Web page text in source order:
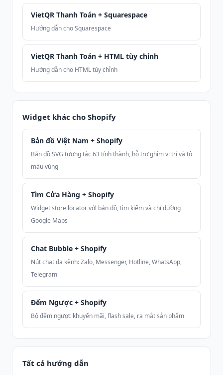
VietQR Thanh Toán + Squarespace
Hướng dẫn cho Squarespace
VietQR Thanh Toán + HTML tùy chỉnh
Hướng dẫn cho HTML tùy chỉnh
Widget khác cho Shopify
Bản đồ Việt Nam + Shopify
Bản đồ SVG tương tác 63 tỉnh thành, hỗ trợ ghim vị trí và tô
màu vùng
Tìm Cửa Hàng + Shopify
Widget store locator với bản đồ, tìm kiếm và chỉ đường
Google Maps
Chat Bubble + Shopify
Nút chat đa kênh: Zalo, Messenger, Hotline, WhatsApp,
Telegram
Đếm Ngược + Shopify
Bộ đếm ngược khuyến mãi, flash sale, ra mắt sản phẩm
Tất cả hướng dẫn